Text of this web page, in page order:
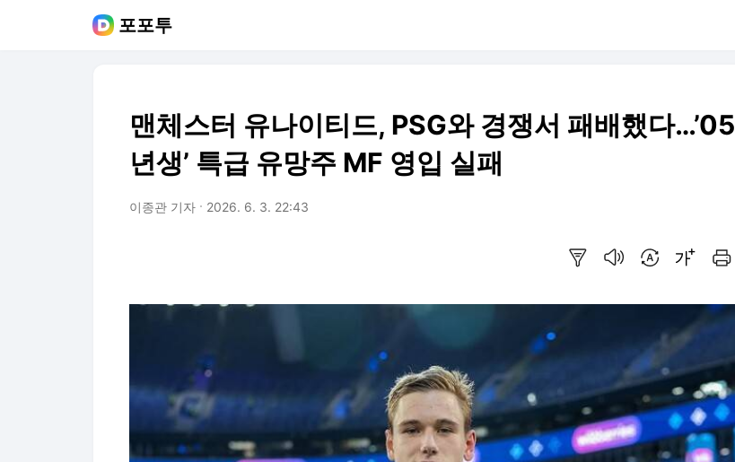
포포투
맨체스터 유나이티드, PSG와 경쟁서 패배했다…’05
년생’ 특급 유망주 MF 영입 실패
이종관 기자 2026. 6. 3. 22:43